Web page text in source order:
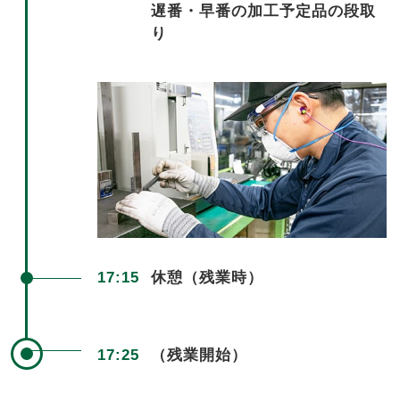
遅番・早番の加工予定品の段取
り
17:15 休憩（残業時）
17:25 （残業開始）